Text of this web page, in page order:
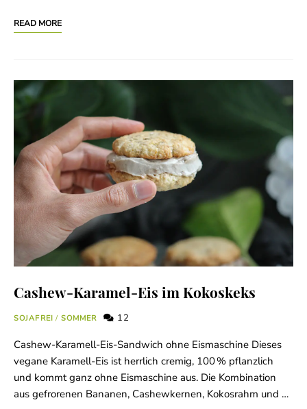
READ MORE
Cashew-Karamel-Eis im Kokoskeks
SOJAFREI / SOMMER 12
Cashew-Karamell-Eis-Sandwich ohne Eismaschine Dieses
vegane Karamell-Eis ist herrlich cremig, 100 % pflanzlich
und kommt ganz ohne Eismaschine aus. Die Kombination
aus gefrorenen Bananen, Cashewkernen, Kokosrahm und …